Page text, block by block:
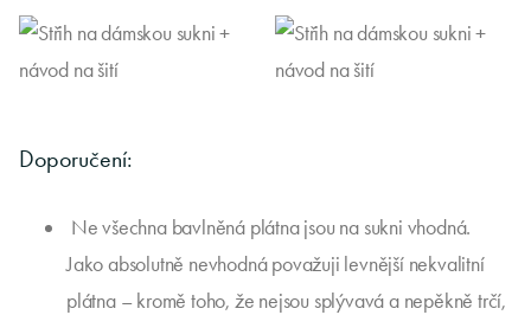
Doporučení:
Ne všechna bavlněná plátna jsou na sukni vhodná.
Jako absolutně nevhodná považuji levnější nekvalitní
plátna – kromě toho, že nejsou splývavá a nepěkně trčí,